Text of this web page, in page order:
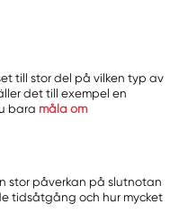
till stor del på vilken typ av
det till exempel en
bara måla om
stor påverkan på slutnotan
tidsåtgång och hur mycket